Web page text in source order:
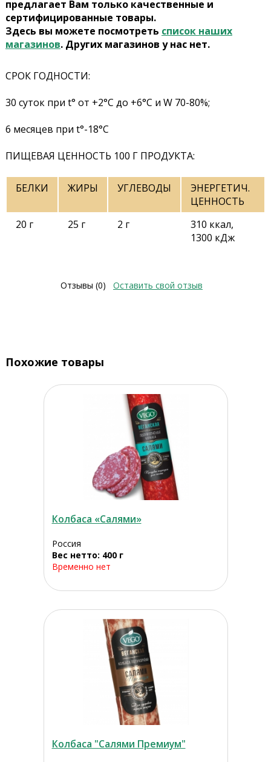
предлагает Вам только качественные и
сертифицированные товары.
Здесь вы можете посмотреть список наших
магазинов. Других магазинов у нас нет.
СРОК ГОДНОСТИ:
30 суток при t° от +2°С до +6°С и W 70-80%;
6 месяцев при t°-18°C
ПИЩЕВАЯ ЦЕННОСТЬ 100 Г ПРОДУКТА:
БЕЛКИ ЖИРЫ УГЛЕВОДЫ
ЭНЕРГЕТИЧ.
ЦЕННОСТЬ
20 г
25 г 2 г
310 ккал,
1300 кДж
Отзывы (0) Оставить свой отзыв
Похожие товары
Колбаса «Салями»
Россия
Вес нетто: 400 г
Временно нет
Колбаса "Салями Премиум"